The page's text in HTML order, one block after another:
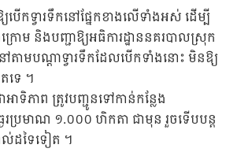
យបើកទ្វារទឹកនៅផ្នែកខាងលើទាំងអស់ ដើម្បី
រោម និងបញ្ជាឱ្យអធិការដ្ឋាននគរបាលស្រុក
នៅតាមបណ្តាទ្វារទឹកដែលបើកទាំងនោះ មិនឱ្យ
ទេ ។
ាទិភាព ត្រូវបញ្ជូនទៅកាន់កន្លែង
ប្រមាណ ១.០០០ ហិកតា ជាមុន រួចទើបបន្ត
ល់ដទៃទៀត ។